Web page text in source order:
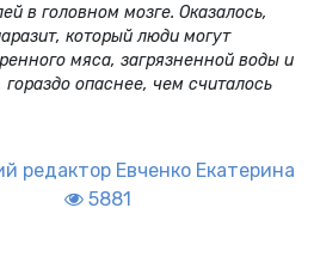
в головном мозге. Оказалось,
который люди могут
мяса, загрязненной воды и
опаснее, чем считалось
редактор Евченко Екатерина
5881